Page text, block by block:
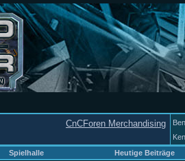
CnCForen Merchandising
Spielhalle Heutige Beiträge